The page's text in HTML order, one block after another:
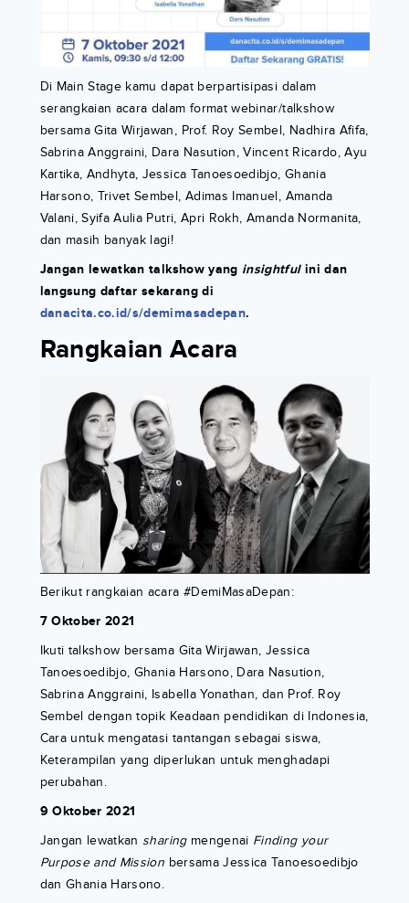
Di Main Stage kamu dapat berpartisipasi dalam
serangkaian acara dalam format webinar/talkshow
bersama Gita Wirjawan, Prof. Roy Sembel, Nadhira Afifa,
Sabrina Anggraini, Dara Nasution, Vincent Ricardo, Ayu
Kartika, Andhyta, Jessica Tanoesoedibjo, Ghania
Harsono, Trivet Sembel, Adimas Imanuel, Amanda
Valani, Syifa Aulia Putri, Apri Rokh, Amanda Normanita,
dan masih banyak lagi!
Jangan lewatkan talkshow yang insightfulini dan
langsung daftar sekarang di
danacita.co.id/s/demimasadepan.
Rangkaian Acara
Berikut rangkaian acara #DemiMasaDepan:
7 Oktober 2021
Ikuti talkshow bersama Gita Wirjawan, Jessica
Tanoesoedibjo, Ghania Harsono, Dara Nasution,
Sabrina Anggraini, Isabella Yonathan, dan Prof. Roy
Sembel dengan topik Keadaan pendidikan di Indonesia,
Cara untuk mengatasi tantangan sebagai siswa,
Keterampilan yang diperlukan untuk menghadapi
perubahan.
9 Oktober 2021
Jangan lewatkan sharingmengenai Finding your
Purpose and Mission bersama Jessica Tanoesoedibjo
dan Ghania Harsono.